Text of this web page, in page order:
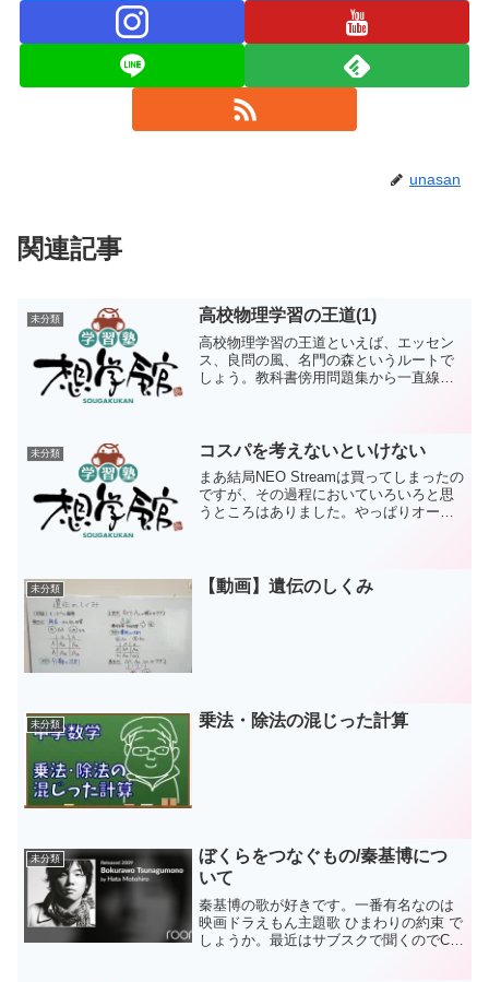
unasan
関連記事
未分類 高校物理学習の王道(1)
高校物理学習の王道といえば、エッセン
ス、良問の風、名門の森というルートで
しょう。教科書傍用問題集から一直線に
りますが、まずはエッセン...
未分類 コスパを考えないといけない
まあ結局NEO Streamは買ってしまったの
ですが、その過程においていろいろと思
うところはありました。やっぱりオーデ
(05.02/1...
未分類 【動画】遺伝のしくみ
未分類 乗法・除法の混じった計算
未分類
ぼくらをつなぐもの/秦基博につ
いて
秦基博の歌が好きです。一番有名なのは
映画ドラえもん主題歌 ひまわりの約束 で
しょうか。最近はサブスクで聞くのでCD